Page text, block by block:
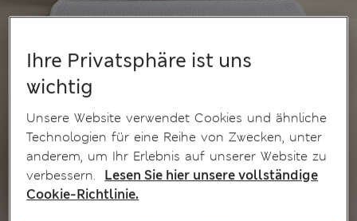
Ihre Privatsphäre ist uns
wichtig
Unsere Website verwendet Cookies und ähnliche
Technologien für eine Reihe von Zwecken, unter
anderem, um Ihr Erlebnis auf unserer Website zu
verbessern.
Lesen Sie hier unsere vollständige
Cookie-Richtlinie.